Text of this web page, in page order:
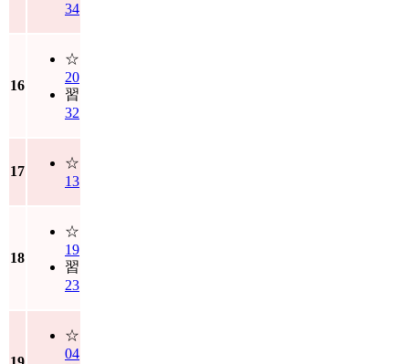
34
16
☆
20
習
32
17
☆
13
18
☆
19
習
23
☆
04